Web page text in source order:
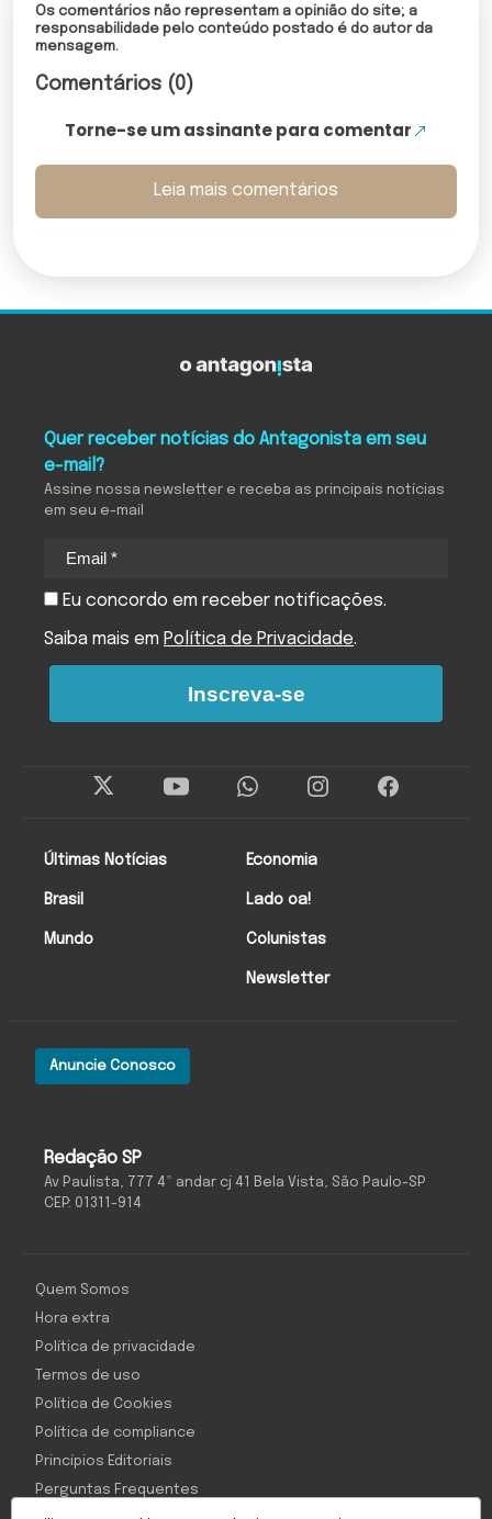
Os comentários não representam a opinião do site; a
responsabilidade pelo conteúdo postado é do autor da
mensagem.
Comentários (0)
Torne-se um assinante para comentar
Leia mais comentários
Redação SP
Av Paulista, 777 4º andar cj 41 Bela Vista, São Paulo-SP
CEP: 01311-914
Anuncie Conosco
Últimas Notícias
Brasil
Mundo
Economia
Lado oa!
Colunistas
Newsletter
Quer receber notícias do Antagonista em seu
e-mail?
Assine nossa newsletter e receba as principais notícias
em seu e-mail
Eu concordo em receber notificações.
Saiba mais em Política de Privacidade.
Inscreva-se
Quem Somos
Hora extra
Política de privacidade
Termos de uso
Política de Cookies
Política de compliance
Princípios Editoriais
Perguntas Frequentes